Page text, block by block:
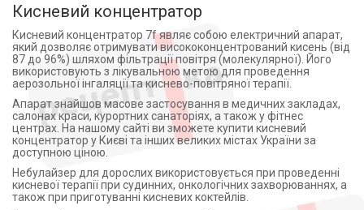
Кисневий концентратор
Кисневий концентратор 7f являє собою електричний апарат,
який дозволяє отримувати висококонцентрований кисень (від
87 до 96%) шляхом фільтрації повітря (молекулярної). Його
використовують з лікувальною метою для проведення
аерозольної інгаляції та киснево-повітряної терапії.
Апарат знайшов масове застосування в медичних закладах,
салонах краси, курортних санаторіях, а також у фітнес
центрах. На нашому сайті ви зможете купити кисневий
концентратор у Києві та інших великих містах України за
доступною ціною.
Небулайзер для дорослих використовується при проведенні
кисневої терапії при судинних, онкологічних захворюваннях, а
також при приготуванні кисневих коктейлів.